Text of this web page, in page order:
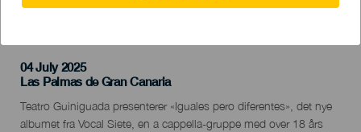
04 July 2025
Localidad
Las Palmas de Gran Canaria
Descripción
del
Teatro Guiniguada presenterer «Iguales pero diferentes», det nye
albumet fra Vocal Siete, en a cappella-gruppe med over 18 års